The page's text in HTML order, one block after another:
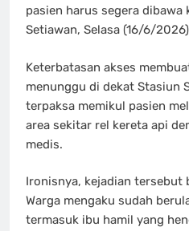
pasien harus segera dibawa
Setiawan, Selasa (16/6/
Keterbatasan akses
menunggu di dekat Stasiun
terpaksa memikul pasien
area sekitar rel kereta api
medis.
Ironisnya, kejadian tersebut
Warga mengaku sudah
termasuk ibu hamil yang